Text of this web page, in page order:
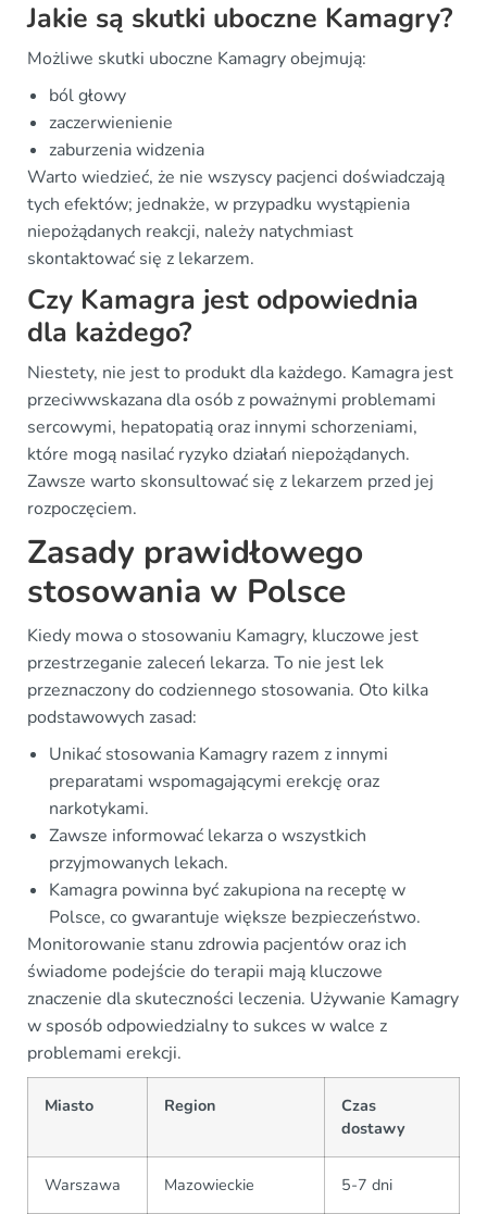
Jakie są skutki uboczne Kamagry?
Możliwe skutki uboczne Kamagry obejmują:
ból głowy
zaczerwienienie
zaburzenia widzenia
Warto wiedzieć, że nie wszyscy pacjenci doświadczają
tych efektów; jednakże, w przypadku wystąpienia
niepożądanych reakcji, należy natychmiast
skontaktować się z lekarzem.
Czy Kamagra jest odpowiednia
dla każdego?
Niestety, nie jest to produkt dla każdego. Kamagra jest
przeciwwskazana dla osób z poważnymi problemami
sercowymi, hepatopatią oraz innymi schorzeniami,
które mogą nasilać ryzyko działań niepożądanych.
Zawsze warto skonsultować się z lekarzem przed jej
rozpoczęciem.
Zasady prawidłowego
stosowania w Polsce
Kiedy mowa o stosowaniu Kamagry, kluczowe jest
przestrzeganie zaleceń lekarza. To nie jest lek
przeznaczony do codziennego stosowania. Oto kilka
podstawowych zasad:
Unikać stosowania Kamagry razem z innymi
preparatami wspomagającymi erekcję oraz
narkotykami.
Zawsze informować lekarza o wszystkich
przyjmowanych lekach.
Kamagra powinna być zakupiona na receptę w
Polsce, co gwarantuje większe bezpieczeństwo.
Monitorowanie stanu zdrowia pacjentów oraz ich
świadome podejście do terapii mają kluczowe
znaczenie dla skuteczności leczenia. Używanie Kamagry
w sposób odpowiedzialny to sukces w walce z
problemami erekcji.
Miasto Region
Czas
dostawy
Warszawa Mazowieckie 5-7 dni